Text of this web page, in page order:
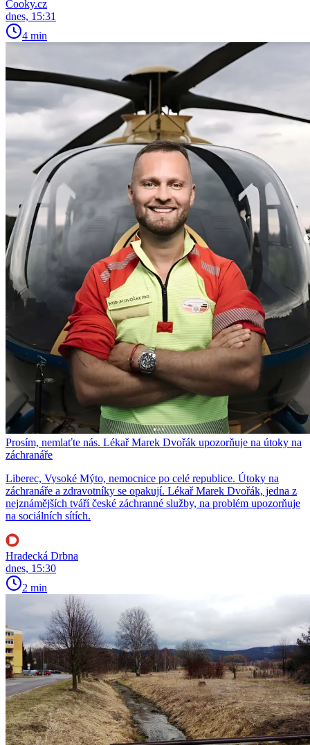
Cooky.cz
dnes, 15:31
4 min
Prosím, nemlaťte nás. Lékař Marek Dvořák upozorňuje na útoky na
záchranáře
Liberec, Vysoké Mýto, nemocnice po celé republice. Útoky na
záchranáře a zdravotníky se opakují. Lékař Marek Dvořák, jedna z
nejznámějších tváří české záchranné služby, na problém upozorňuje
na sociálních sítích.
Hradecká Drbna
dnes, 15:30
2 min